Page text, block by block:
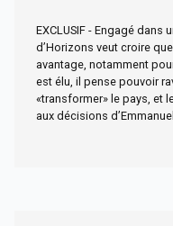
EXCLUSIF - Engagé
d’Horizons veut croire
avantage, notamment
est élu, il pense pouvoir
«transformer» le pays, et
aux décisions